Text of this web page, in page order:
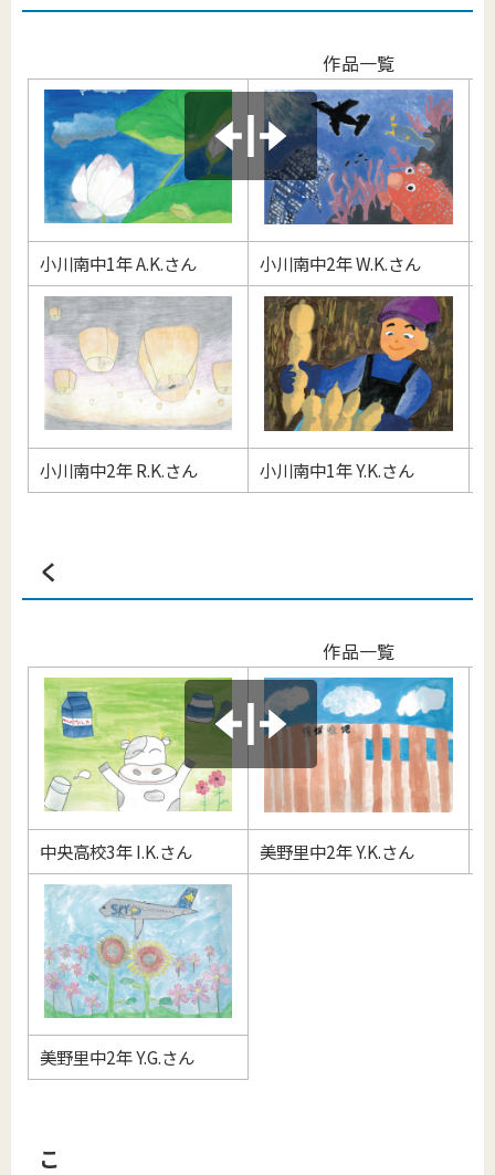
作品一覧
小川南中1年 A.K.さん 小川南中2年 W.K.さん
小川南中2年 R.K.さん 小川南中1年 Y.K.さん
く
作品一覧
中央高校3年 I.K.さん 美野里中2年 Y.K.さん
美野里中2年 Y.G.さん
こ